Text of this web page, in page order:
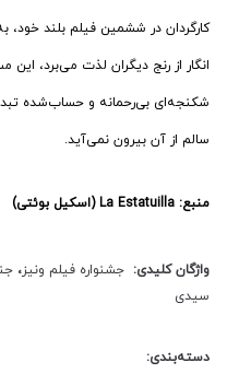
کارگردان در ششمین فیلم بلند خود،
انگار از رنج دیگران لذت می‌برد،
شکنجه‌ای بی‌رحمانه و
سالم از آن بیرون نمی‌آید.
منبع: La Estatuilla (اسکیل بوئتی)
واژگان کلیدی: جشنواره فیلم ونیز،
سیدی
دسته‌بندی: